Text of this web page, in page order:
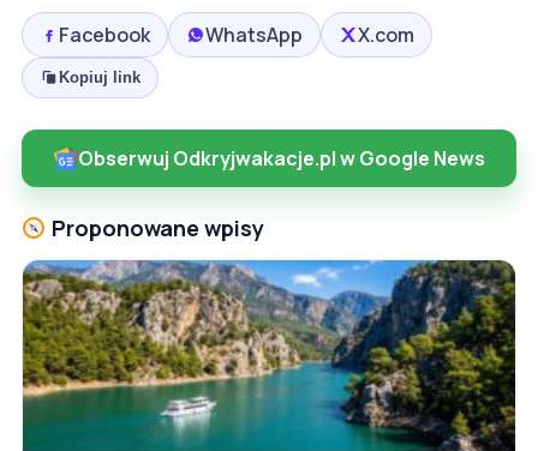
Facebook WhatsApp X.com
Kopiuj link
Obserwuj Odkryjwakacje.pl w Google News
Proponowane wpisy